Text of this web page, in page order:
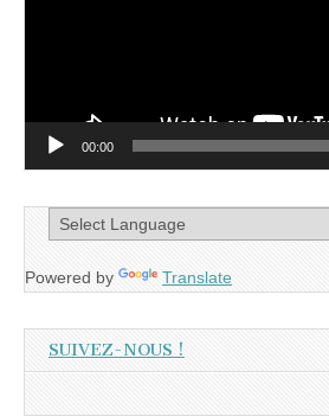
00:00
Powered by Translate
SUIVEZ-NOUS !